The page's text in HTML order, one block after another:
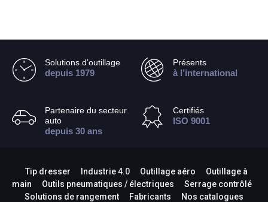
Solutions d’outillage
depuis 1979
Présents
à l’international
Partenaire du secteur
auto
depuis 30 ans
Certifiés
ISO 9001
Tip dresser Industrie 4.0 Outillage aéro
Outillage à
main
Outils pneumatiques / électriques
Serrage contrôlé
Solutions de rangement
Fabricants Nos catalogues